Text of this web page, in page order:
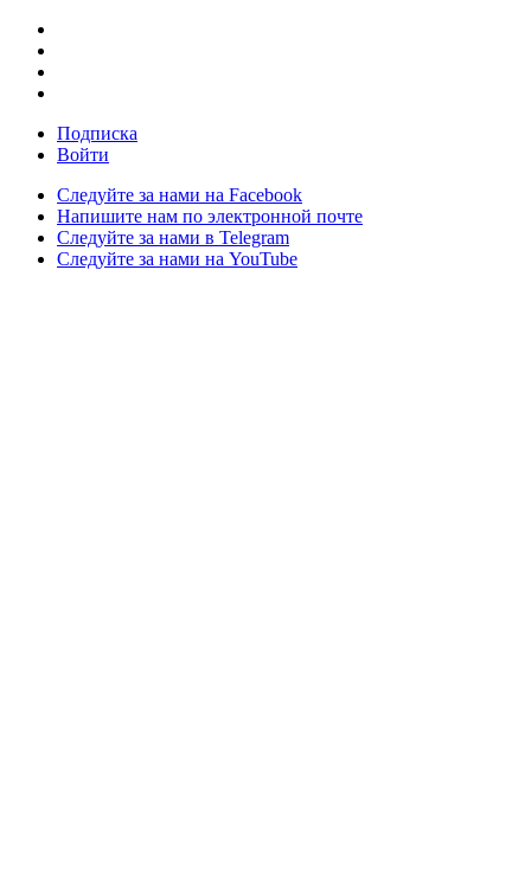
Подписка
Войти
Следуйте за нами на Facebook
Напишите нам по электронной почте
Следуйте за нами в Telegram
Следуйте за нами на YouTube